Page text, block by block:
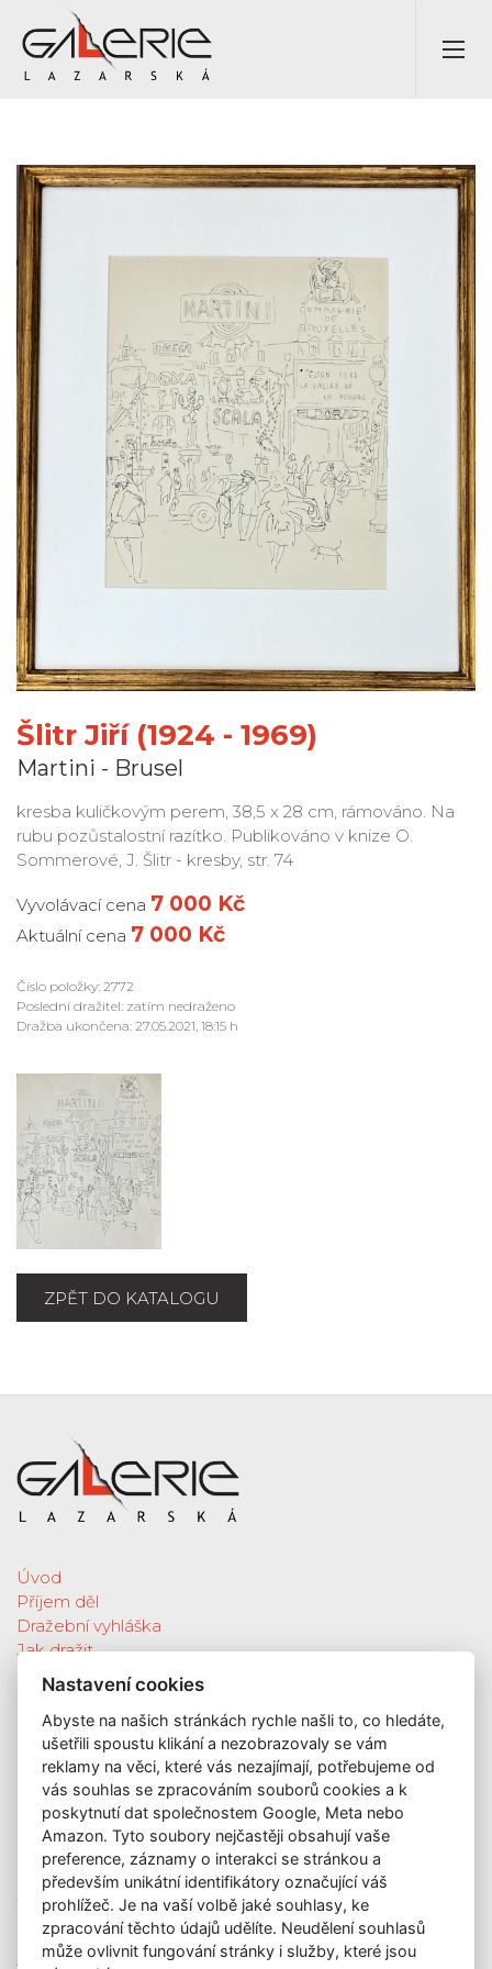
Šlitr Jiří (1924 - 1969)
Martini - Brusel
kresba kuličkovým perem, 38,5 x 28 cm, rámováno. Na
rubu pozůstalostní razítko. Publikováno v knize O.
Sommerové, J. Šlitr - kresby, str. 74
Vyvolávací cena 7 000 Kč
Aktuální cena 7 000 Kč
Číslo položky: 2772
Poslední dražitel: zatím nedraženo
Dražba ukončena: 27.05.2021, 18:15 h
ZPĚT DO KATALOGU
Úvod
Příjem děl
Dražební vyhláška
Jak dražit
Galerie
Katalog vydražených děl
O nás
GDPR
Kontakt
KONTAKT
GALERIE LAZARSKÁ
Lazarská 7
110 00 Praha 1
E-mail:
info@galerielazarska.cz
Nastavení cookies
Abyste na našich stránkách rychle našli to, co hledáte,
ušetřili spoustu klikání a nezobrazovaly se vám
reklamy na věci, které vás nezajímají, potřebujeme od
vás souhlas se zpracováním souborů cookies a k
poskytnutí dat společnostem Google, Meta nebo
Amazon. Tyto soubory nejčastěji obsahují vaše
preference, záznamy o interakci se stránkou a
především unikátní identifikátory označující váš
prohlížeč. Je na vaší volbě jaké souhlasy, ke
zpracování těchto údajů udělíte. Neudělení souhlasů
může ovlivnit fungování stránky i služby, které jsou